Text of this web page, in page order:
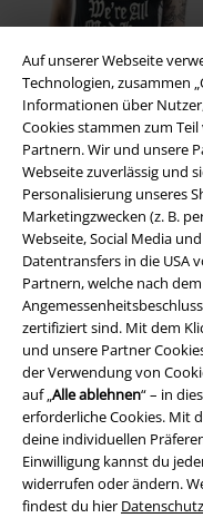
Auf unserer Webseite
Technologien, zusammen
Informationen über
Cookies stammen zum
Partnern. Wir und unsere
Webseite zuverlässig und
Personalisierung unseres
Marketingzwecken (z. B.
Webseite, Social Media
Datentransfers in die USA
Partnern, welche nach
zertifiziert sind. Mit dem
und unsere Partner
der Verwendung von
auf „Alle ablehnen“ – in
erforderliche Cookies. Mit
deine individuellen
Einwilligung kannst du
widerrufen oder ändern.
findest du hier
-32%
Glow-In-The-Dark
UVP24,99 €
16,99 €
Alice im Wunderland
Shirt